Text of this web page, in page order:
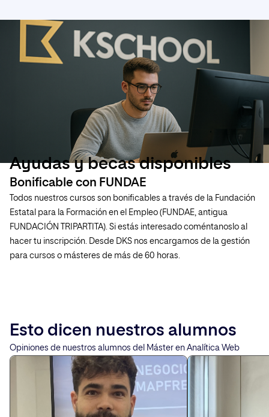
Ayudas y becas disponibles
Bonificable con FUNDAE
Todos nuestros cursos son bonificables a través de la Fundación
Estatal para la Formación en el Empleo (FUNDAE, antigua
FUNDACIÓN TRIPARTITA). Si estás interesado coméntanoslo al
hacer tu inscripción. Desde DKS nos encargamos de la gestión
para cursos o másteres de más de 60 horas.
Esto dicen nuestros alumnos
Opiniones de nuestros alumnos del Máster en Analítica Web